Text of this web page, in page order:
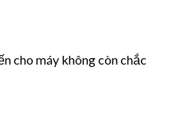
cho máy không còn chắc